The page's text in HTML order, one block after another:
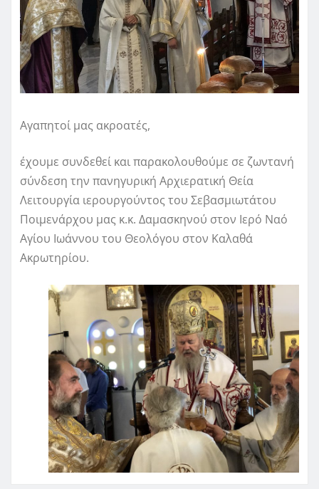
Αγαπητοί μας ακροατές,
έχουμε συνδεθεί και παρακολουθούμε σε ζωντανή
σύνδεση την πανηγυρική Αρχιερατική Θεία
Λειτουργία ιερουργούντος του Σεβασμιωτάτου
Ποιμενάρχου μας κ.κ. Δαμασκηνού στον Ιερό Ναό
Αγίου Ιωάννου του Θεολόγου στον Καλαθά
Ακρωτηρίου.